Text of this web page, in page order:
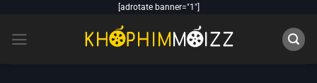
content
[adrotate banner="1"]